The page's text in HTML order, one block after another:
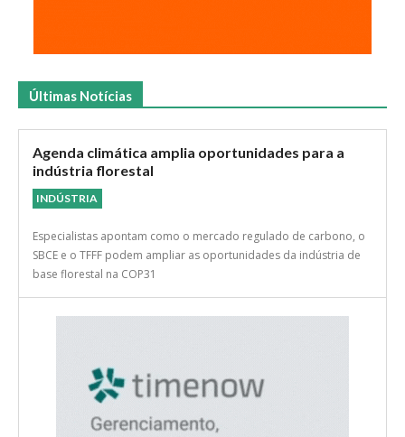
Últimas Notícias
Agenda climática amplia oportunidades para a
indústria florestal
INDÚSTRIA